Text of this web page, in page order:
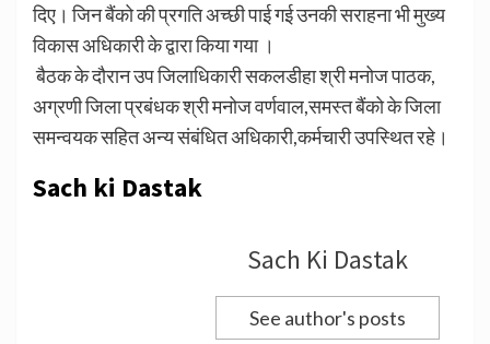
दिए। जिन बैंको की प्रगति अच्छी पाई गई उनकी सराहना भी मुख्य
विकास अधिकारी के द्वारा किया गया ।
बैठक के दौरान उप जिलाधिकारी सकलडीहा श्री मनोज पाठक,
अग्रणी जिला प्रबंधक श्री मनोज वर्णवाल,समस्त बैंको के जिला
समन्वयक सहित अन्य संबंधित अधिकारी,कर्मचारी उपस्थित रहे।
Sach ki Dastak
Sach Ki Dastak
See author's posts